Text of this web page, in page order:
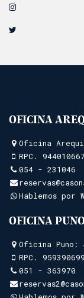
OFICINA
Oficina
RPC. 944010667
054 - 231046
Hablemos por
OFICINA
Oficina Puno:
RPC. 959390699
051 - 363970